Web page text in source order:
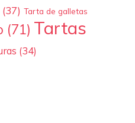
(37) Tarta de galletas
(71) Tartas
(34)